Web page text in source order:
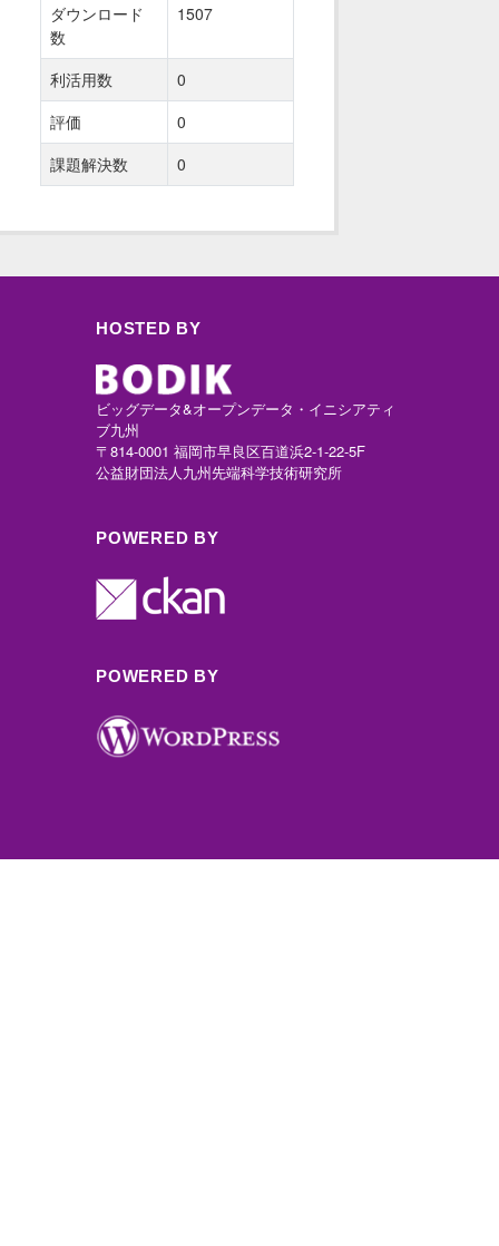
ダウンロード
数
1507
利活用数
0
評価
0
課題解決数
0
HOSTED BY
ビッグデータ&オープンデータ・イニシアティ
ブ九州
〒814-0001 福岡市早良区百道浜2-1-22-5F
公益財団法人九州先端科学技術研究所
POWERED BY
POWERED BY